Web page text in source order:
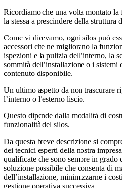
Ricordiamo che una volta montato
la stessa a prescindere della struttura
Come vi dicevamo, ogni silos può
accessori che ne migliorano la
ispezioni e la pulizia dell’interno, la
sommità dell’installazione o i sistemi
contenuto disponibile.
Un ultimo aspetto da non trascurare
l’interno o l’esterno liscio.
Questo dipende dalla modalità di
funzionalità del silos.
Da questa breve descrizione si
dei tecnici esperti della nostra
qualificate che sono sempre in
soluzione possibile che consenta di
dell’installazione, minimizzarne i
gestione operativa successiva.